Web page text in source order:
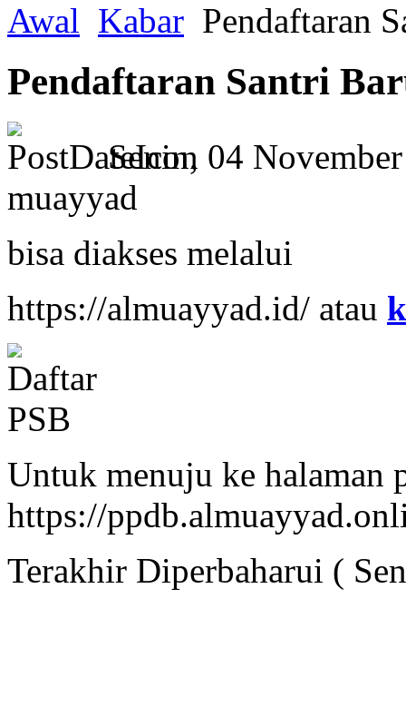
Awal Kabar Pendaftaran
Pendaftaran Santri
Senin, 04
muayyad
bisa diakses melalui
https://almuayyad.id/ atau
Untuk menuju ke halaman
https://
Terakhir Diperbaharui (